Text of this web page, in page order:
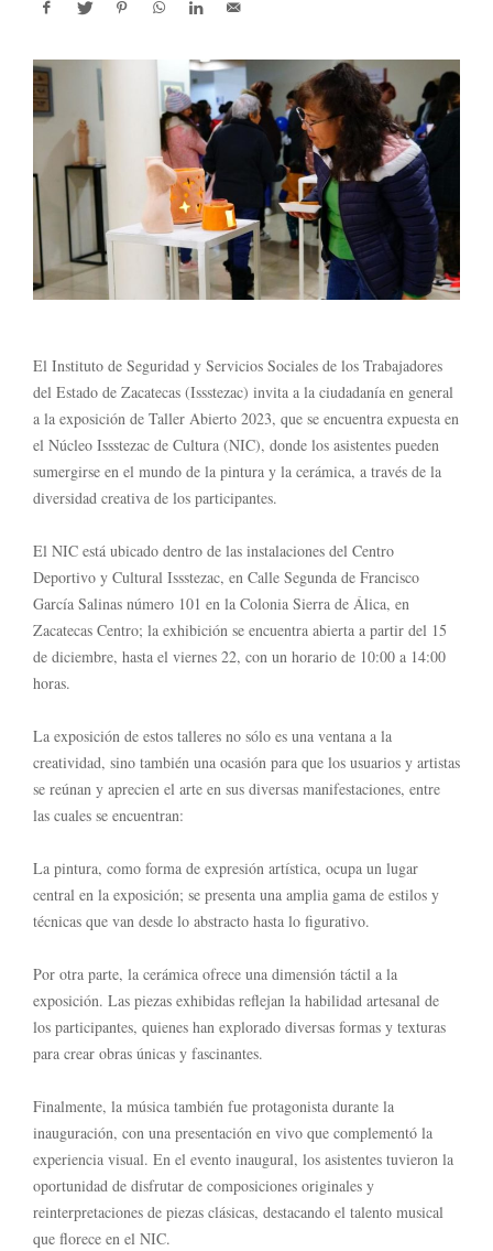
El Instituto de Seguridad y Servicios Sociales de los Trabajadores
del Estado de Zacatecas (Issstezac) invita a la ciudadanía en general
a la exposición de Taller Abierto 2023, que se encuentra expuesta en
el Núcleo Issstezac de Cultura (NIC), donde los asistentes pueden
sumergirse en el mundo de la pintura y la cerámica, a través de la
diversidad creativa de los participantes.
El NIC está ubicado dentro de las instalaciones del Centro
Deportivo y Cultural Issstezac, en Calle Segunda de Francisco
García Salinas número 101 en la Colonia Sierra de Álica, en
Zacatecas Centro; la exhibición se encuentra abierta a partir del 15
de diciembre, hasta el viernes 22, con un horario de 10:00 a 14:00
horas.
La exposición de estos talleres no sólo es una ventana a la
creatividad, sino también una ocasión para que los usuarios y artistas
se reúnan y aprecien el arte en sus diversas manifestaciones, entre
las cuales se encuentran:
La pintura, como forma de expresión artística, ocupa un lugar
central en la exposición; se presenta una amplia gama de estilos y
técnicas que van desde lo abstracto hasta lo figurativo.
Por otra parte, la cerámica ofrece una dimensión táctil a la
exposición. Las piezas exhibidas reflejan la habilidad artesanal de
los participantes, quienes han explorado diversas formas y texturas
para crear obras únicas y fascinantes.
Finalmente, la música también fue protagonista durante la
inauguración, con una presentación en vivo que complementó la
experiencia visual. En el evento inaugural, los asistentes tuvieron la
oportunidad de disfrutar de composiciones originales y
reinterpretaciones de piezas clásicas, destacando el talento musical
que florece en el NIC.